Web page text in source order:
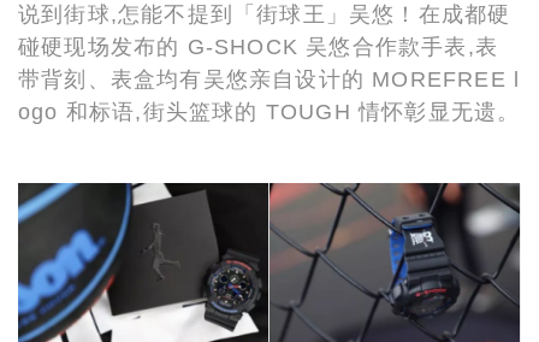
说到街球,怎能不提到「街球王」吴悠！在成都硬
碰硬现场发布的 G-SHOCK 吴悠合作款手表,表
带背刻、表盒均有吴悠亲自设计的 MOREFREE l
ogo 和标语,街头篮球的 TOUGH 情怀彰显无遗。